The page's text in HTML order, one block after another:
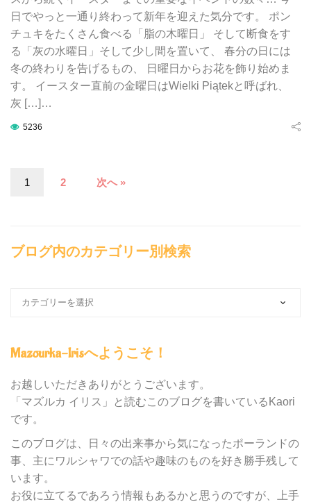
日でやっと一通り終わって新年を迎えた気分です。 ポン
チュキをたくさん食べる「脂の木曜日」 そして断食をす
る「灰の水曜日」そして少し間を置いて、 春分の日には
冬の終わりを告げるもの、 日曜日からお花を飾り始めま
す。 イースター直前の金曜日はWielki Piątekと呼ばれ、
灰 […]…
5236
1 2 次へ »
ブログ内のカテゴリー別検索
の
テ
ゴ
ー
別
検
索
Mazourka-Irisへようこそ！
お越しいただきありがとうございます。
「マズルカ イリス」と読むこのブログを書いているKaori
です。
このブログは、日々の出来事から気になったポーランドの
事、主にワルシャワでの話や趣味のものを好き勝手残して
います。
お役に立てるであろう情報もあるかと思うのですが、上手